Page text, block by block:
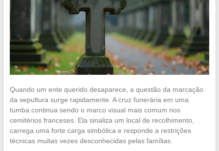
Quando um ente querido desaparece, a questão da marcação
da sepultura surge rapidamente. A cruz funerária em uma
tumba continua sendo o marco visual mais comum nos
cemitérios franceses. Ela sinaliza um local de recolhimento,
carrega uma forte carga simbólica e responde a restrições
técnicas muitas vezes desconhecidas pelas famílias.